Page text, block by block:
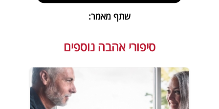
שתף מאמר:
סיפורי אהבה נוספים